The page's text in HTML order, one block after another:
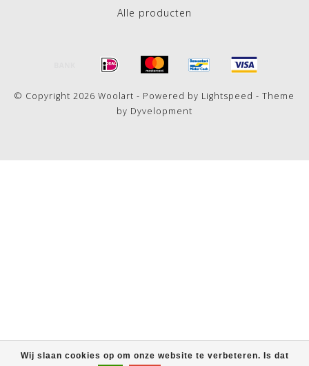
Wij slaan cookies op om onze website te verbeteren. Is dat
Alle producten
© Copyright 2026 Woolart - Powered by Lightspeed - Theme
by Dyvelopment